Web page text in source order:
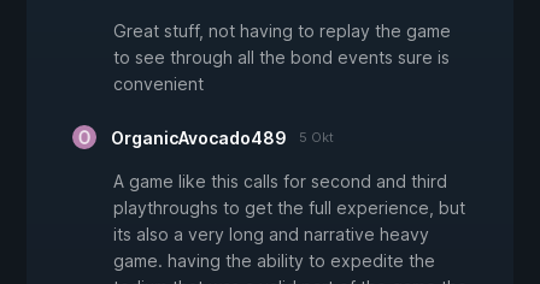
Great stuff, not having to replay the game
to see through all the bond events sure is
convenient
OrganicAvocado489 5 Okt
A game like this calls for second and third
playthroughs to get the full experience, but
its also a very long and narrative heavy
game. having the ability to expedite the